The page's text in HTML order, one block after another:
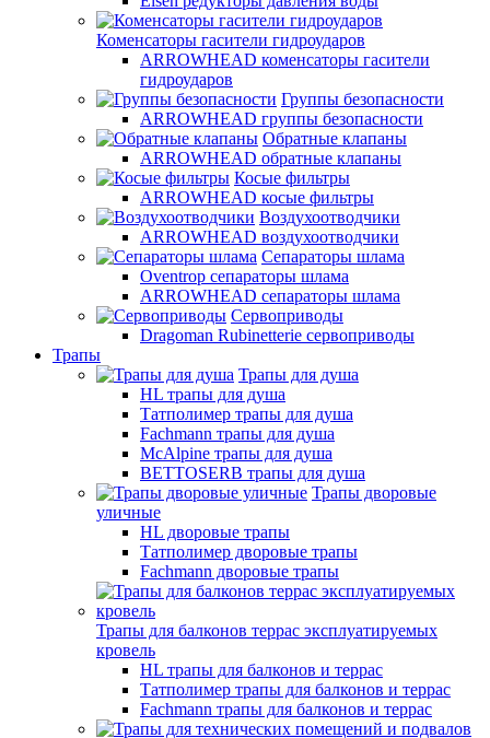
Коменсаторы гасители гидроударов
ARROWHEAD коменсаторы гасители
гидроударов
Группы безопасности
ARROWHEAD группы безопасности
Обратные клапаны
ARROWHEAD обратные клапаны
Косые фильтры
ARROWHEAD косые фильтры
Воздухоотводчики
ARROWHEAD воздухоотводчики
Сепараторы шлама
Oventrop cепараторы шлама
ARROWHEAD сепараторы шлама
Сервоприводы
Dragoman Rubinetterie сервоприводы
Трапы
Трапы для душа
HL трапы для душа
Татполимер трапы для душа
Fachmann трапы для душа
McAlpine трапы для душа
BETTOSERB трапы для душа
Трапы дворовые
уличные
HL дворовые трапы
Татполимер дворовые трапы
Fachmann дворовые трапы
Трапы для балконов террас эксплуатируемых
кровель
HL трапы для балконов и террас
Татполимер трапы для балконов и террас
Fachmann трапы для балконов и террас